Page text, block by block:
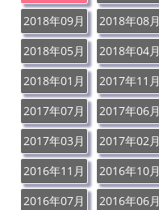
2018年09月
2018年08月
2018年05月
2018年04月
2018年01月
2017年11月
2017年07月
2017年06月
2017年03月
2017年02月
2016年11月
2016年10月
2016年07月
2016年06月